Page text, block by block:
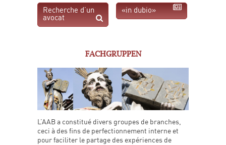
Recherche d’un
avocat
«in dubio»
FACHGRUPPEN
L’AAB a constitué divers groupes de branches,
ceci à des fins de perfectionnement interne et
pour faciliter le partage des expériences de